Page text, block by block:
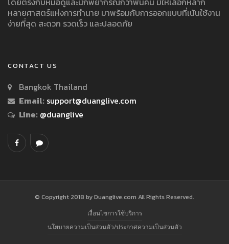
หลายศาสตร์แห่งการทำนาย มาพร้อมกับการออกแบบที่เน้นใช้งาน
ง่ายที่สุด สะดวก รวดเร็ว และปลอดภัย
CONTACT US
Bangkok Thailand
Email: support@duanglive.com
Line: @duanglive
© Copyright 2018 by Duanglive.com All Rights Reserved.
เงื่อนไขการใช้บริการ
นโยบายความเป็นส่วนตัว/ประกาศความเป็นส่วนตัว